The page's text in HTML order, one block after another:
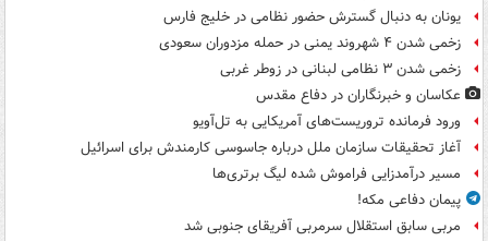
یونان به دنبال گسترش حضور نظامی در خلیج فارس
زخمی شدن ۴ شهروند یمنی در حمله مزدوران سعودی
زخمی شدن ۳ نظامی لبنانی در زوطر غربی
عکاسان و خبرنگاران در دفاع مقدس
ورود فرمانده تروریست‌های آمریکایی به تل‌آویو
آغاز تحقیقات سازمان ملل درباره جاسوسی کارمندش برای اسرائیل
مسیر درآمدزایی فراموش شده لیگ برتری‌ها
پیمان دفاعی مکه!
مربی سابق استقلال سرمربی آفریقای جنوبی شد